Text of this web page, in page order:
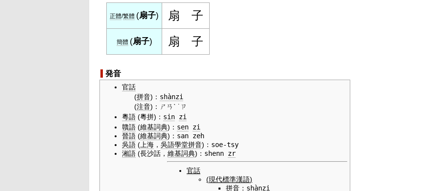
正體/繁體 (扇子) 扇 子
簡體 (扇子) 扇 子
発音
官話
(拼音) ： shànzi
(注音) ： ㄕㄢˋ ˙ㄗ
粵語 (粵拼) ： sin zi
贛語 (維基詞典) ： sen zi
晉語 (維基詞典) ： san zeh
吳語 (上海 ， 吳語學堂拼音) ： soe-tsy
湘語 (長沙話， 維基詞典) ： shenn zr
官話
(現代標準漢語)
拼音 ： shànzi